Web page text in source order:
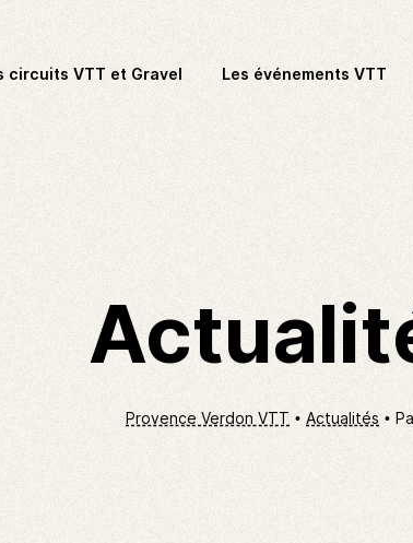
circuits VTT et Gravel Les événements VTT
Provence Verdon VTT Actualités